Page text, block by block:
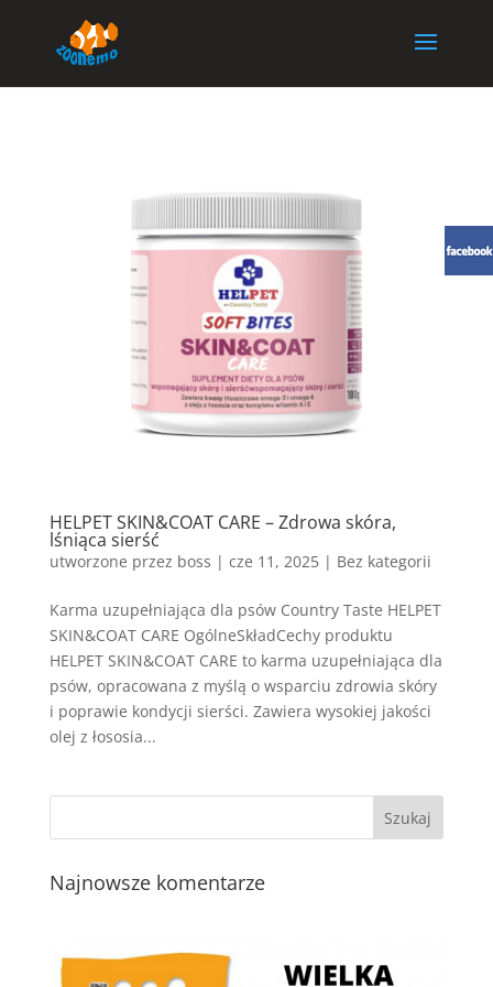
HELPET SKIN&COAT CARE – Zdrowa skóra,
lśniąca sierść
utworzone przez boss | cze 11, 2025| Bez kategorii
Karma uzupełniająca dla psów Country Taste HELPET
SKIN&COAT CARE OgólneSkładCechy produktu
HELPET SKIN&COAT CARE to karma uzupełniająca dla
psów, opracowana z myślą o wsparciu zdrowia skóry
i poprawie kondycji sierści. Zawiera wysokiej jakości
olej z łososia...
Najnowsze komentarze